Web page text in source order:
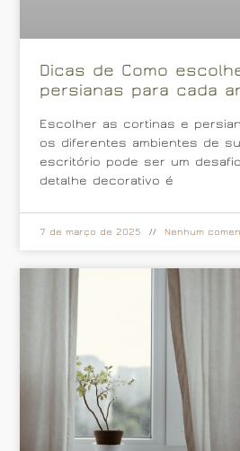
Dicas de Como
persianas para cada
Escolher as cortinas e
os diferentes ambientes de
escritório pode ser um
detalhe decorativo é
7 de março de 2025 Nenhum